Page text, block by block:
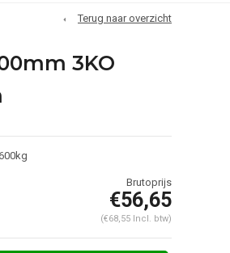
Terug naar overzicht
3KO
€56,65
(€68,55 Incl. btw)